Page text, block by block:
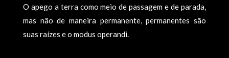
O apego a terra como meio de passagem e de parada,
mas não de maneira permanente, permanentes são
suas raízes e o modus operandi.